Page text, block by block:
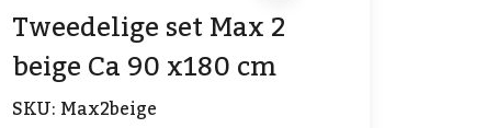
Tweedelige set Max 2
beige Ca 90 x180 cm
SKU:Max2beige